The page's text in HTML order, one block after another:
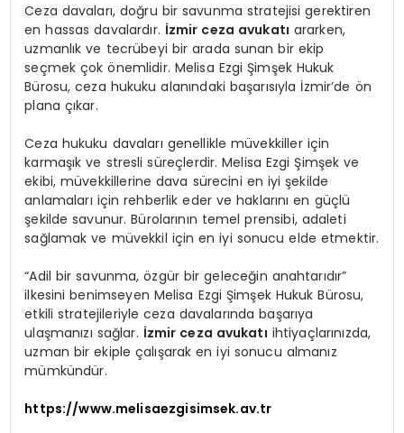
Ceza davaları, doğru bir savunma stratejisi gerektiren
en hassas davalardır. İzmir ceza avukatı ararken,
uzmanlık ve tecrübeyi bir arada sunan bir ekip
seçmek çok önemlidir. Melisa Ezgi Şimşek Hukuk
Bürosu, ceza hukuku alanındaki başarısıyla İzmir’de ön
plana çıkar.
Ceza hukuku davaları genellikle müvekkiller için
karmaşık ve stresli süreçlerdir. Melisa Ezgi Şimşek ve
ekibi, müvekkillerine dava sürecini en iyi şekilde
anlamaları için rehberlik eder ve haklarını en güçlü
şekilde savunur. Bürolarının temel prensibi, adaleti
sağlamak ve müvekkil için en iyi sonucu elde etmektir.
“Adil bir savunma, özgür bir geleceğin anahtarıdır”
ilkesini benimseyen Melisa Ezgi Şimşek Hukuk Bürosu,
etkili stratejileriyle ceza davalarında başarıya
ulaşmanızı sağlar. İzmir ceza avukatı ihtiyaçlarınızda,
uzman bir ekiple çalışarak en iyi sonucu almanız
mümkündür.
https://www.melisaezgisimsek.av.tr